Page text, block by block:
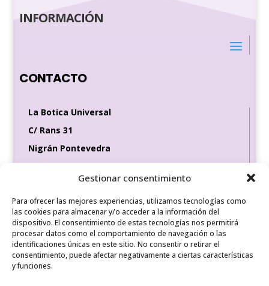
Gestionar consentimiento
Para ofrecer las mejores experiencias, utilizamos tecnologías como
las cookies para almacenar y/o acceder a la información del
dispositivo. El consentimiento de estas tecnologías nos permitirá
procesar datos como el comportamiento de navegación o las
identificaciones únicas en este sitio. No consentir o retirar el
consentimiento, puede afectar negativamente a ciertas características
y funciones.
INFORMACIÓN
CONTACTO
La Botica Universal
C/ Rans 31
Nigrán Pontevedra
36370
Tel de contacto
649 35 56 83
REDES SOCIALES